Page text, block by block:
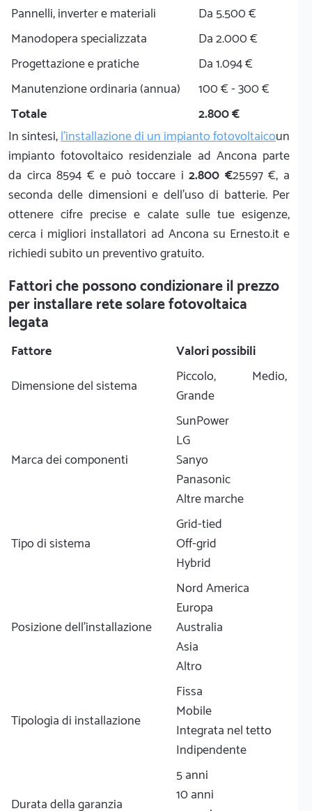
Pannelli, inverter e materiali
Da 5.500 €
Manodopera specializzata
Da 2.000 €
Progettazione e pratiche
Da 1.094 €
Manutenzione ordinaria (annua)
100 € - 300 €
Totale
2.800 €
In sintesi,l'installazione di un impianto fotovoltaicoun
impianto fotovoltaico residenziale ad Ancona parte
da circa 8594 € e può toccare i2.800 €25597 €, a
seconda delle dimensioni e dell'uso di batterie. Per
ottenere cifre precise e calate sulle tue esigenze,
cerca i migliori installatori ad Ancona su Ernesto.it e
richiedi subito un preventivo gratuito.
Fattori che possono condizionare il prezzo
per installare rete solare fotovoltaica
legata
Fattore
Valori possibili
Dimensione del sistema
Piccolo, Medio,
Grande
Marca dei componenti
SunPower
LG
Sanyo
Panasonic
Altre marche
Tipo di sistema
Grid-tied
Off-grid
Hybrid
Posizione dell'installazione
Nord America
Europa
Australia
Asia
Altro
Tipologia di installazione
Fissa
Mobile
Integrata nel tetto
Indipendente
Durata della garanzia
5 anni
10 anni